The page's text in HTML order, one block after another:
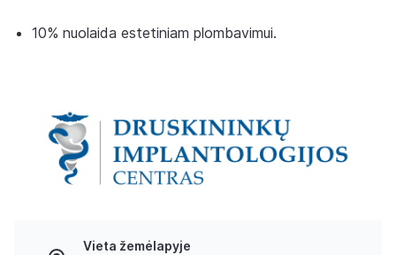
10% nuolaida estetiniam plombavimui.
Vieta žemėlapyje